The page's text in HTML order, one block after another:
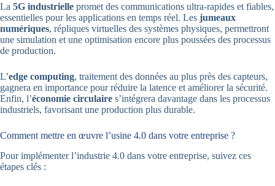
La 5G industrielle promet des communications ultra-rapides et fiables,
essentielles pour les applications en temps réel. Les jumeaux
numériques, répliques virtuelles des systèmes physiques, permettront
une simulation et une optimisation encore plus poussées des processus
de production.
L’edge computing, traitement des données au plus près des capteurs,
gagnera en importance pour réduire la latence et améliorer la sécurité.
Enfin, l’économie circulaire s’intégrera davantage dans les processus
industriels, favorisant une production plus durable.
Comment mettre en œuvre l’usine 4.0 dans votre entreprise ?
Pour implémenter l’industrie 4.0 dans votre entreprise, suivez ces
étapes clés :